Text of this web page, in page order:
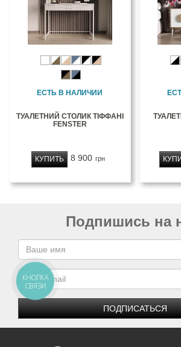
ЕСТЬ В НАЛИЧИИ
ТУАЛЕТНИЙ СТОЛИК ТІФФАНІ
FENSTER
8 900 грн
КУПИТЬ
Подпишись на
ПОДПИСАТЬСЯ
КНОПКА
СВЯЗИ